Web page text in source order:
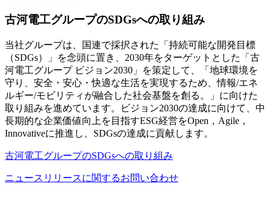
古河電工グループのSDGsへの取り組み
当社グループは、国連で採択された「持続可能な開発目標
（SDGs）」を念頭に置き、2030年をターゲットとした「古
河電工グループ ビジョン2030」を策定して、「地球環境を
守り、安全・安心・快適な生活を実現するため、情報/エネ
ルギー/モビリティが融合した社会基盤を創る。」に向けた
取り組みを進めています。ビジョン2030の達成に向けて、中
長期的な企業価値向上を目指すESG経営をOpen，Agile，
Innovativeに推進し、SDGsの達成に貢献します。
古河電工グループのSDGsへの取り組み
ニュースリリースに関するお問い合わせ